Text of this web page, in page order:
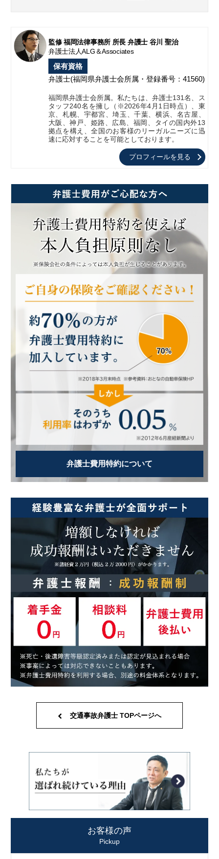
監修 福岡法律事務所 所長 弁護士 谷川 聖治
弁護士法人ALG＆Associates
保有資格
弁護士(福岡県弁護士会所属・登録番号：41560)
福岡県弁護士会所属。私たちは、弁護士131名、ス
タッフ240名を擁し（※2026年4月1日時点）、東
京、札幌、宇都宮、埼玉、千葉、横浜、名古屋、
大阪、神戸、姫路、広島、福岡、タイの国内外13
拠点を構え、全国のお客様のリーガルニーズに迅
速に応対することを可能としております。
プロフィールを見る
弁護士費用特約について
交通事故弁護士 TOPページへ
お客様の声
Pickup